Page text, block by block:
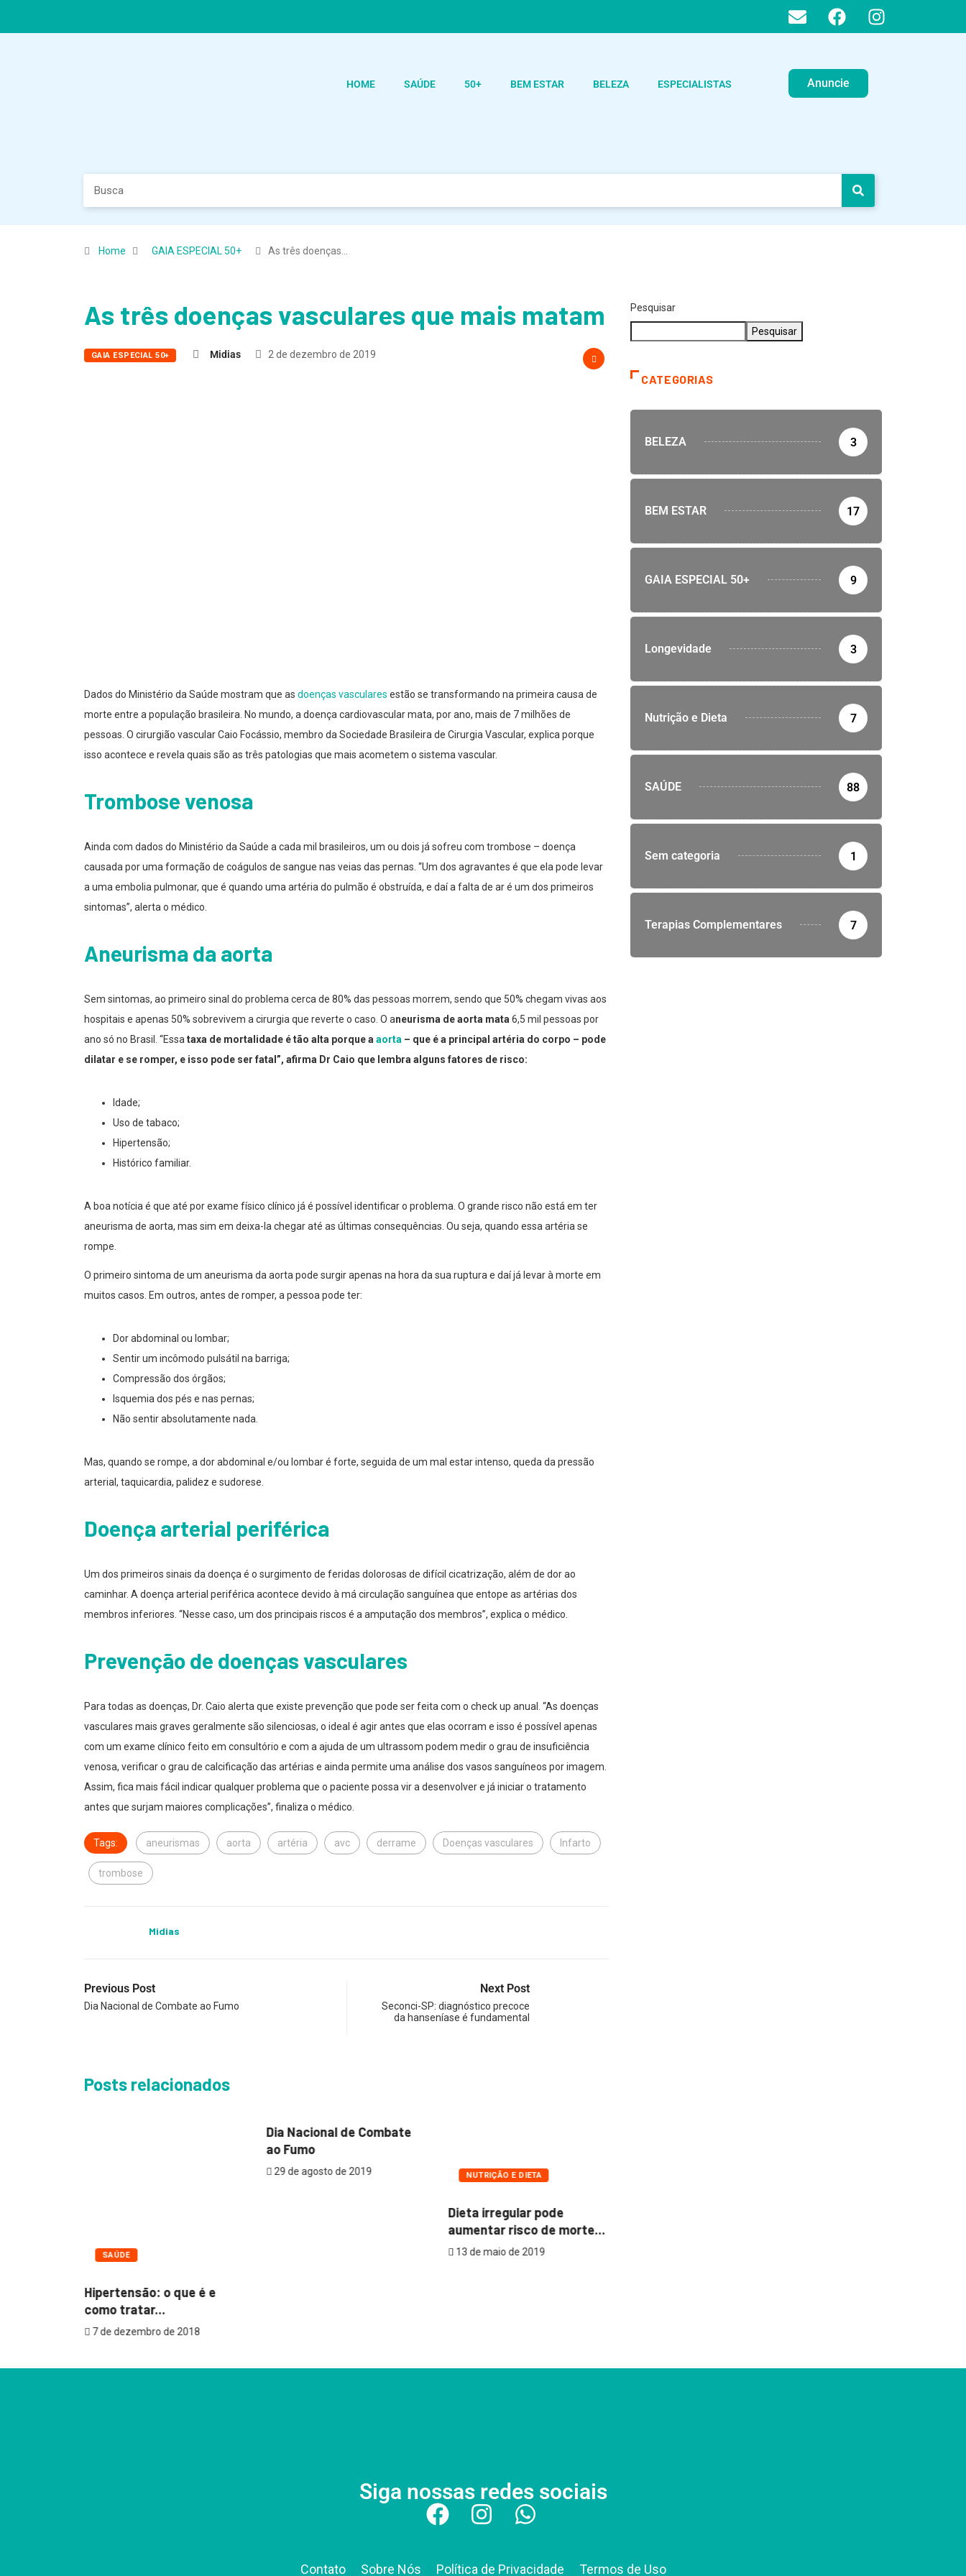
HOME SAÚDE 50+ BEM ESTAR BELEZA ESPECIALISTAS Anuncie
Home GAIA ESPECIAL 50+ As três doenças…
As três doenças vasculares que mais matam
GAIA ESPECIAL 50+ Midias 2 de dezembro de 2019
Dados do Ministério da Saúde mostram que as doenças vasculares estão se transformando na primeira causa de
morte entre a população brasileira. No mundo, a doença cardiovascular mata, por ano, mais de 7 milhões de
pessoas. O cirurgião vascular Caio Focássio, membro da Sociedade Brasileira de Cirurgia Vascular, explica porque
isso acontece e revela quais são as três patologias que mais acometem o sistema vascular.
Trombose venosa
Ainda com dados do Ministério da Saúde a cada mil brasileiros, um ou dois já sofreu com trombose – doença
causada por uma formação de coágulos de sangue nas veias das pernas. “Um dos agravantes é que ela pode levar
a uma embolia pulmonar, que é quando uma artéria do pulmão é obstruída, e daí a falta de ar é um dos primeiros
sintomas”, alerta o médico.
Aneurisma da aorta
Sem sintomas, ao primeiro sinal do problema cerca de 80% das pessoas morrem, sendo que 50% chegam vivas aos
hospitais e apenas 50% sobrevivem a cirurgia que reverte o caso. O aneurisma de aorta mata 6,5 mil pessoas por
ano só no Brasil. “Essa taxa de mortalidade é tão alta porque a aorta – que é a principal artéria do corpo – pode
dilatar e se romper, e isso pode ser fatal”, afirma Dr Caio que lembra alguns fatores de risco:
Idade;
Uso de tabaco;
Hipertensão;
Histórico familiar.
A boa notícia é que até por exame físico clínico já é possível identificar o problema. O grande risco não está em ter
aneurisma de aorta, mas sim em deixa-la chegar até as últimas consequências. Ou seja, quando essa artéria se
rompe.
O primeiro sintoma de um aneurisma da aorta pode surgir apenas na hora da sua ruptura e daí já levar à morte em
muitos casos. Em outros, antes de romper, a pessoa pode ter:
Dor abdominal ou lombar;
Sentir um incômodo pulsátil na barriga;
Compressão dos órgãos;
Isquemia dos pés e nas pernas;
Não sentir absolutamente nada.
Mas, quando se rompe, a dor abdominal e/ou lombar é forte, seguida de um mal estar intenso, queda da pressão
arterial, taquicardia, palidez e sudorese.
Doença arterial periférica
Um dos primeiros sinais da doença é o surgimento de feridas dolorosas de difícil cicatrização, além de dor ao
caminhar. A doença arterial periférica acontece devido à má circulação sanguínea que entope as artérias dos
membros inferiores. “Nesse caso, um dos principais riscos é a amputação dos membros”, explica o médico.
Prevenção de doenças vasculares
Para todas as doenças, Dr. Caio alerta que existe prevenção que pode ser feita com o check up anual. “As doenças
vasculares mais graves geralmente são silenciosas, o ideal é agir antes que elas ocorram e isso é possível apenas
com um exame clínico feito em consultório e com a ajuda de um ultrassom podem medir o grau de insuficiência
venosa, verificar o grau de calcificação das artérias e ainda permite uma análise dos vasos sanguíneos por imagem.
Assim, fica mais fácil indicar qualquer problema que o paciente possa vir a desenvolver e já iniciar o tratamento
antes que surjam maiores complicações”, finaliza o médico.
Tags: aneurismas aorta artéria avc derrame Doenças vasculares Infarto
trombose
Midias
Previous Post
Dia Nacional de Combate ao Fumo
Next Post
Seconci-SP: diagnóstico precoce
da hanseníase é fundamental
Posts relacionados
SAÚDE
Hipertensão: o que é e
como tratar...
7 de dezembro de 2018
Dia Nacional de Combate
ao Fumo
29 de agosto de 2019 NUTRIÇÃO E DIETA
Dieta irregular pode
aumentar risco de morte...
13 de maio de 2019
Pesquisar
Pesquisar
CATEGORIAS
BELEZA 3
BEM ESTAR 17
GAIA ESPECIAL 50+ 9
Longevidade 3
Nutrição e Dieta 7
SAÚDE 88
Sem categoria 1
Terapias Complementares 7
Siga nossas redes sociais
Contato Sobre Nós Política de Privacidade Termos de Uso